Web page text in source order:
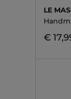
LE
€